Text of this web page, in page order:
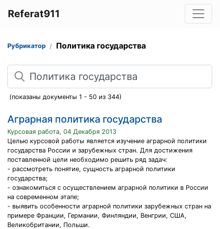
Referat911
Рубрикатор Политика государства
Поиск
(показаны документы 1 - 50 из 344)
Аграрная политика государства
Курсовая работа, 04 Декабря 2013
Целью курсовой работы является изучение аграрной политики
государства России и зарубежных стран. Для достижения
поставленной цели необходимо решить ряд задач:
- рассмотреть понятие, сущность аграрной политики
государства;
- ознакомиться с осуществлением аграрной политики в России
на современном этапе;
- выявить особенности аграрной политики зарубежных стран на
примере Франции, Германии, Финляндии, Венгрии, США,
Великобритании, Польши.